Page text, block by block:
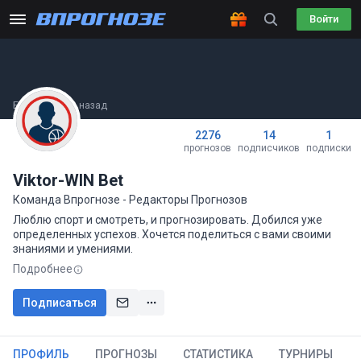
Войти
Был(а) 3 часа назад
2276
прогнозов
14
подписчиков
1
подписки
Viktor-WIN Bet
Команда Впрогнозе - Редакторы Прогнозов
Люблю спорт и смотреть, и прогнозировать. Добился уже
определенных успехов. Хочется поделиться с вами своими
знаниями и умениями.
Подробнее
Подписаться
ПРОФИЛЬ ПРОГНОЗЫ СТАТИСТИКА ТУРНИРЫ